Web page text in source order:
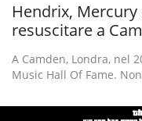
Hendrix,
resuscitare a
A Camden, Londra, nel
Music Hall Of Fame.